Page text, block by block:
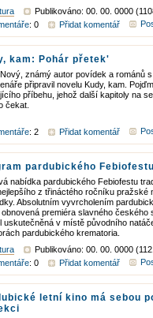
Publikováno: 00. 00. 0000
: 0 Přidat komentář
kam: Pohár přetek'
známý autor povídek a románů
připravil novelu Kudy, kam.
příbehu, jehož další kapitoly na
čekat.
: 2 Přidat komentář
pardubického
nabídka pardubického Febiofestu
z třináctého ročníku pražské
Absolutním vyvrcholením
premiéra slavného českého
uskutečněná v místě původního
pardubického krematoria.
Publikováno: 00. 00. 0000
: 0 Přidat komentář
letní kino má sebou